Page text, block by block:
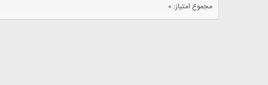
مجموع امتیاز: 0